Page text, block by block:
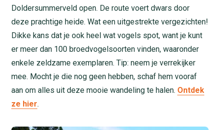
Doldersummerveld open. De route voert dwars door
deze prachtige heide. Wat een uitgestrekte vergezichten!
Dikke kans dat je ook heel wat vogels spot, want je kunt
er meer dan 100 broedvogelsoorten vinden, waaronder
enkele zeldzame exemplaren. Tip: neem je verrekijker
mee. Mocht je die nog geen hebben, schaf hem vooraf
aan om alles uit deze mooie wandeling te halen. Ontdek
ze hier.